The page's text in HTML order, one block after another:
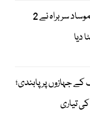
ایران رجیم چینج میں ناکامی؛ موساد سربراہ نے 2
دیا
جہازوں پر پابندی؛
کی تیاری